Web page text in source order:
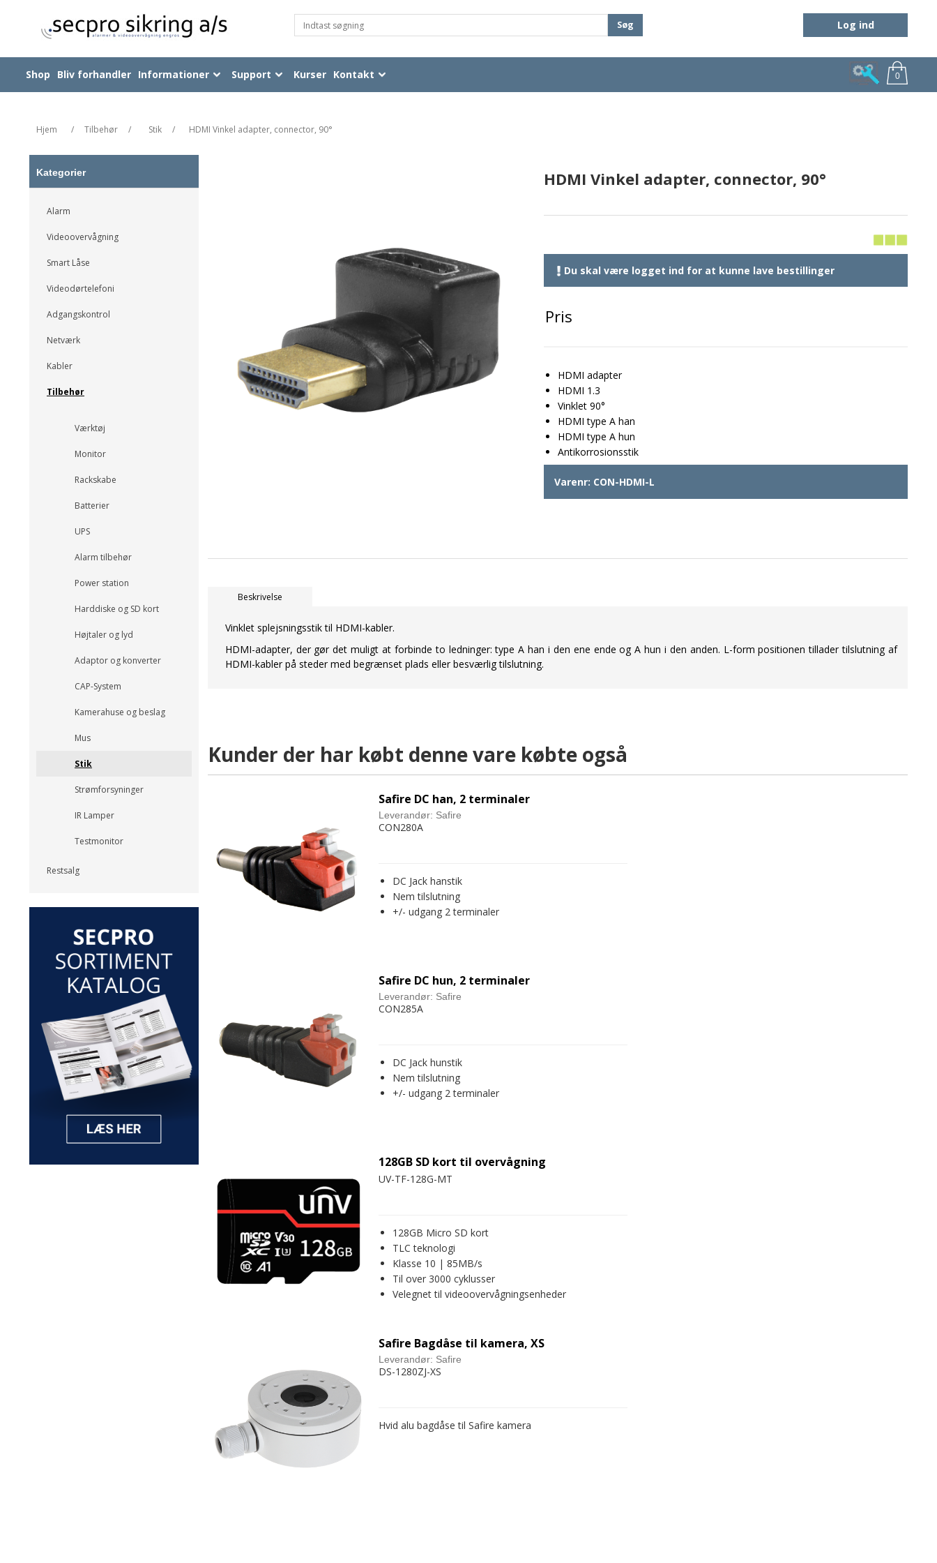
Søg Log ind
0
Shop Bliv forhandler Informationer Support Kurser Kontakt
Hjem / Tilbehør / Stik / HDMI Vinkel adapter, connector, 90°
Kategorier
Alarm
Videoovervågning
Smart Låse
Videodørtelefoni
Adgangskontrol
Netværk
Kabler
Tilbehør
Værktøj
Monitor
Rackskabe
Batterier
UPS
Alarm tilbehør
Power station
Harddiske og SD kort
Højtaler og lyd
Adaptor og konverter
CAP-System
Kamerahuse og beslag
Mus
Stik
Strømforsyninger
IR Lamper
Testmonitor
Restsalg
HDMI Vinkel adapter, connector, 90°
Du skal være logget ind for at kunne lave bestillinger
Pris
HDMI adapter
HDMI 1.3
Vinklet 90°
HDMI type A han
HDMI type A hun
Antikorrosionsstik
Varenr: CON-HDMI-L
Beskrivelse
Vinklet splejsningsstik til HDMI-kabler.
HDMI-adapter, der gør det muligt at forbinde to ledninger: type A han i den ene ende og A hun i den anden. L-form positionen tillader tilslutning af
HDMI-kabler på steder med begrænset plads eller besværlig tilslutning.
Kunder der har købt denne vare købte også
Safire DC han, 2 terminaler
Leverandør: Safire
CON280A
DC Jack hanstik
Nem tilslutning
+/- udgang 2 terminaler
Safire DC hun, 2 terminaler
Leverandør: Safire
CON285A
DC Jack hunstik
Nem tilslutning
+/- udgang 2 terminaler
128GB SD kort til overvågning
UV-TF-128G-MT
128GB Micro SD kort
TLC teknologi
Klasse 10 | 85MB/s
Til over 3000 cyklusser
Velegnet til videoovervågningsenheder
Safire Bagdåse til kamera, XS
Leverandør: Safire
DS-1280ZJ-XS
Hvid alu bagdåse til Safire kamera